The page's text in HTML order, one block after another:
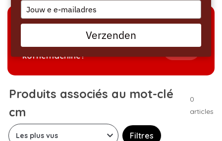
Welke producten passen bij mijn
koffiemachine?
Produits associés au mot-clé
cm
0
articles
Filtres
Type
your
email
Verzenden